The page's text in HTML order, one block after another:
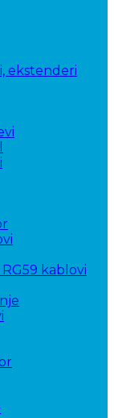
ekstenderi
kablovi